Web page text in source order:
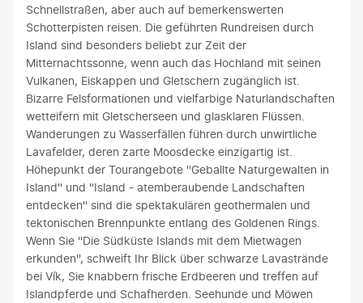
Schnellstraßen, aber auch auf bemerkenswerten
Schotterpisten reisen. Die geführten Rundreisen durch
Island sind besonders beliebt zur Zeit der
Mitternachtssonne, wenn auch das Hochland mit seinen
Vulkanen, Eiskappen und Gletschern zugänglich ist.
Bizarre Felsformationen und vielfarbige Naturlandschaften
wetteifern mit Gletscherseen und glasklaren Flüssen.
Wanderungen zu Wasserfällen führen durch unwirtliche
Lavafelder, deren zarte Moosdecke einzigartig ist.
Höhepunkt der Tourangebote ''Geballte Naturgewalten in
Island'' und ''Island - atemberaubende Landschaften
entdecken'' sind die spektakulären geothermalen und
tektonischen Brennpunkte entlang des Goldenen Rings.
Wenn Sie ''Die Südküste Islands mit dem Mietwagen
erkunden'', schweift Ihr Blick über schwarze Lavastrände
bei Vík, Sie knabbern frische Erdbeeren und treffen auf
Islandpferde und Schafherden. Seehunde und Möwen